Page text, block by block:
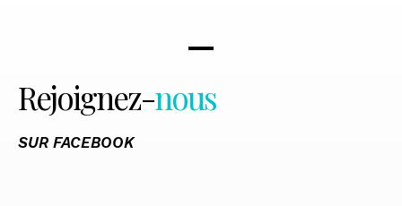
Rejoignez-nous
SUR FACEBOOK